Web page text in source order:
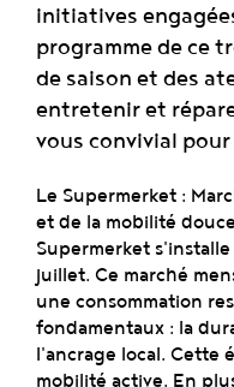
initiatives
programme de ce
de saison et des
entretenir et
vous convivial
Le Supermerket :
et de la mobilité
Supermerket
juillet. Ce marché
une consommation
fondamentaux : la
l'ancrage local. Cette
mobilité active. En